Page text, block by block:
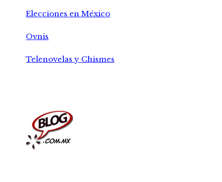
Elecciones en México
Ovnis
Telenovelas y Chismes